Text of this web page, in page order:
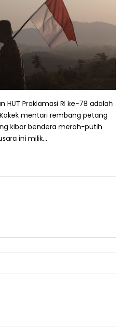
HUT Proklamasi RI ke-78 adalah
mentari rembang petang
kibar bendera merah-putih
ini milik...